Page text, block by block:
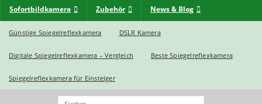
Sofortbildkamera Zubehör News & Blog
Günstige Spiegelreflexkamera DSLR Kamera
Digitale Spiegelreflexkamera – Vergleich Beste Spiegelreflexkamera
Spiegelreflexkamera für Einsteiger